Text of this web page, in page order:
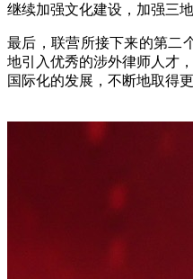
继续加强文化建设，加强三地
最后，联营所接下来的第二
地引入优秀的涉外律师人才
国际化的发展，不断地取得